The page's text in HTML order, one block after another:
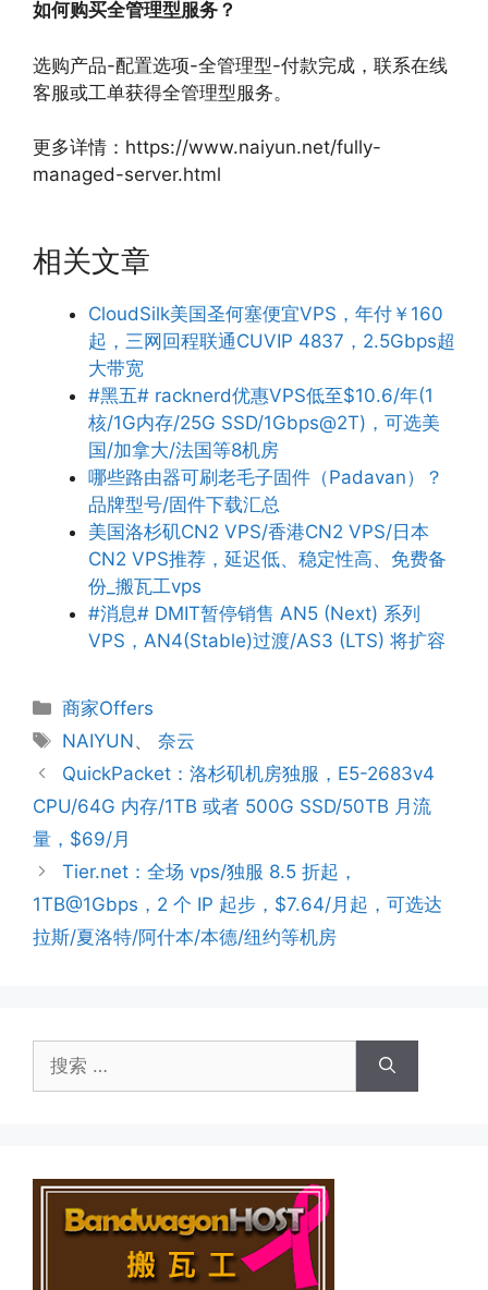
如何购买全管理型服务？
选购产品-配置选项-全管理型-付款完成，联系在线
客服或工单获得全管理型服务。
更多详情：https://www.naiyun.net/fully-
managed-server.html
相关文章
CloudSilk美国圣何塞便宜VPS，年付￥160
起，三网回程联通CUVIP 4837，2.5Gbps超
大带宽
#黑五# racknerd优惠VPS低至$10.6/年(1
核/1G内存/25G SSD/1Gbps@2T)，可选美
国/加拿大/法国等8机房
哪些路由器可刷老毛子固件（Padavan）？
品牌型号/固件下载汇总
美国洛杉矶CN2 VPS/香港CN2 VPS/日本
CN2 VPS推荐，延迟低、稳定性高、免费备
份_搬瓦工vps
#消息# DMIT暂停销售 AN5 (Next) 系列
VPS，AN4(Stable)过渡/AS3 (LTS) 将扩容
分
类
商家Offers
标
签
NAIYUN、奈云
QuickPacket：洛杉矶机房独服，E5-2683v4
CPU/64G 内存/1TB 或者 500G SSD/50TB 月流
量，$69/月
Tier.net：全场 vps/独服 8.5 折起，
1TB@1Gbps，2 个 IP 起步，$7.64/月起，可选达
拉斯/夏洛特/阿什本/本德/纽约等机房
索：